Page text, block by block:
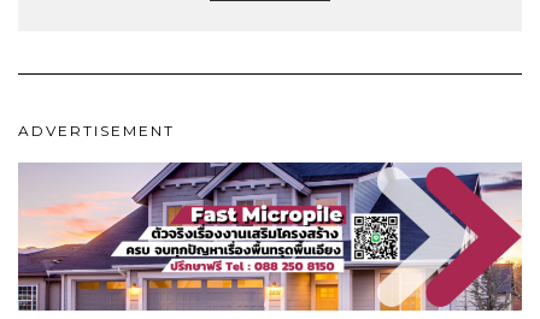
ADVERTISEMENT